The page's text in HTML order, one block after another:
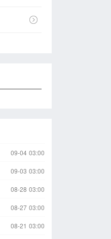
09-04 03:00
09-03 03:00
08-28 03:00
08-27 03:00
08-21 03:00